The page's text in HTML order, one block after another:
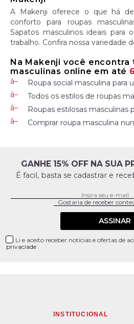
A Makenji oferece o que há
conforto para roupas
Sapatos masculinos ideais para
trabalho. Confira nossa variedade
Na Makenji você encontra
masculinas online em até
Roupa social masculina para
Todos os estilos de roupas
Roupas estilosas masculinas
Comprar roupa masculina
GANHE 15% OFF NA SUA
É facil, basta se cadastrar e
ASSINAR
Li e aceito receber notícias e ofertas de
privaciade
INSTITUCIONAL